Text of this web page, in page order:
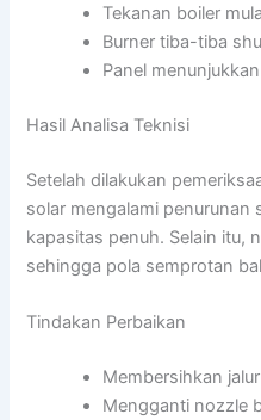
Tekanan boiler
Burner tiba-tiba
Panel
Hasil Analisa Teknisi
Setelah dilakukan
solar mengalami penurunan
kapasitas penuh. Selain itu,
sehingga pola semprotan
Tindakan Perbaikan
Membersihkan
Mengganti nozzle